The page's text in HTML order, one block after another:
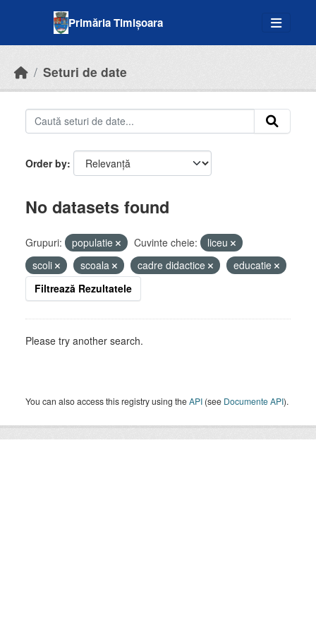
Primăria Timișoara
Seturi de date
Order by
No datasets found
Grupuri: populatie Cuvinte cheie:
liceu
scoli
scoala cadre didactice
educatie
Filtrează Rezultatele
Please try another search.
You can also access this registry using theAPI (see Documente API).